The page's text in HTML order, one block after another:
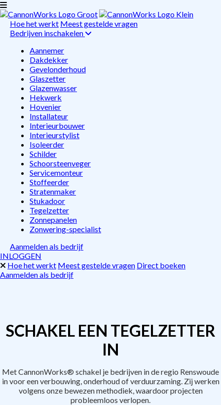
Hoe het werkt Meest gestelde vragen
Bedrijven inschakelen
Aannemer
Dakdekker
Gevelonderhoud
Glaszetter
Glazenwasser
Hekwerk
Hovenier
Installateur
Interieurbouwer
Interieurstylist
Isoleerder
Schilder
Schoorsteenveger
Servicemonteur
Stoffeerder
Stratenmaker
Stukadoor
Tegelzetter
Zonnepanelen
Zonwering-specialist
Aanmelden als bedrijf
INLOGGEN
Hoe het werkt Meest gestelde vragen Direct boeken
Aanmelden als bedrijf
SCHAKEL EEN TEGELZETTER
IN
Met CannonWorks® schakel je bedrijven in de regio Renswoude
in voor een verbouwing, onderhoud of verduurzaming. Zij werken
volgens onze bewezen methodiek, waardoor projecten
probleemloos verlopen.